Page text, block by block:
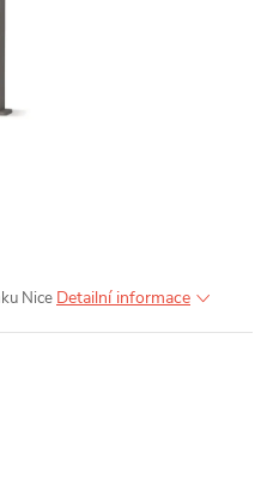
Nice Detailní informace